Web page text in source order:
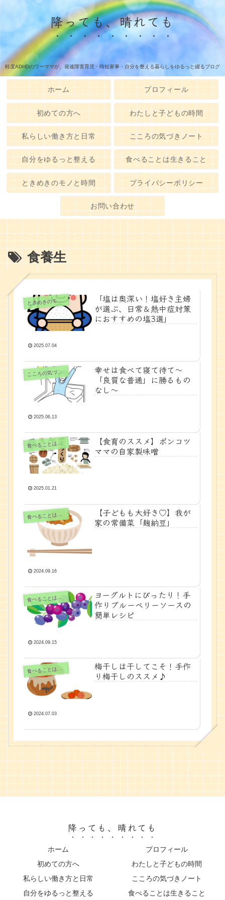
降っても、晴れても
軽度ADHDのワーママが、発達障害育児・時短家事・自分を整える暮らしをゆるっと綴るブログ
ホーム プロフィール
初めての方へ わたしと子どもの時間
私らしい働き方と日常 こころの気づきノート
自分をゆるっと整える 食べることは生きること
ときめきのモノと時間 プライバシーポリシー
お問い合わせ
食養生
ときめきのモノと時間
「塩は奥深い！塩好き主婦
が選ぶ、日常＆熱中症対策
におすすめの塩3選」
2025.07.04
こころの気づきノート
幸せは食べて寝て待て〜
「良質な普通」に勝るもの
なし〜
2025.06.13
食 べることは生きること
【食育のススメ】ポンコツ
ママの自家製味噌
2025.01.21
食べることは生きること
【子どもも大好き♡】我が
家の常備菜「麹納豆」
2024.09.16
食べることは生きること
ヨーグルトにぴったり！手
作りブルーベリーソースの
簡単レシピ
2024.09.15
食 べることは生きること
梅干しは干してこそ！手作
り梅干しのススメ♪
2024.07.03
降っても、晴れても
ホーム
プロフィール
初めての方へ
わたしと子どもの時間
私らしい働き方と日常
こころの気づきノート
自分をゆるっと整える
食べることは生きること